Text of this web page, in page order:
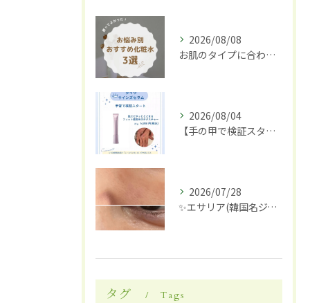
2026/08/08
お肌のタイプに合わせた化粧水選び
2026/08/04
【手の甲で検証スタート】✋✨
2026/07/28
✨エサリア(韓国名ジュブアセル)導入します✨
タグ Tags